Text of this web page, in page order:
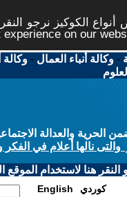
الكوكيز نرجو
on our
-وكالة أنباء العمال -وكالة
والعدالة
نالها أعلام في الفكر
هنا لاستخدام الموقع
English كوردي